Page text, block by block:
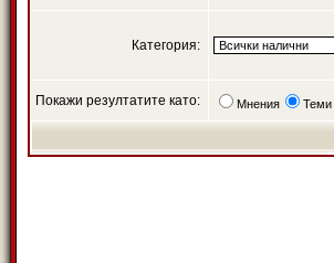
Категория:
Покажи резултатите като: Мнения Теми